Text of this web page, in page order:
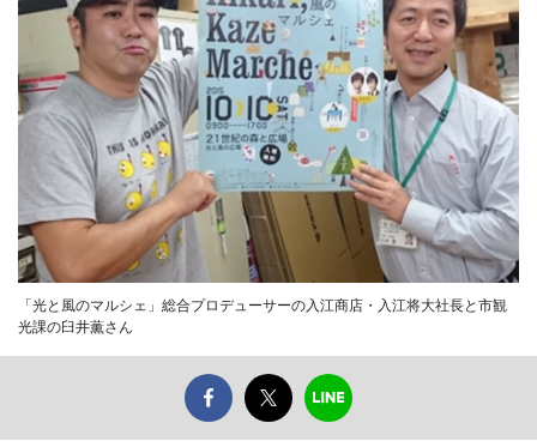
「光と風のマルシェ」総合プロデューサーの入江商店・入江将大社長と市観
光課の臼井薫さん